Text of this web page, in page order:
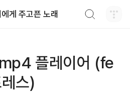
게 주고픈 노래
플레이어 (fe
스)